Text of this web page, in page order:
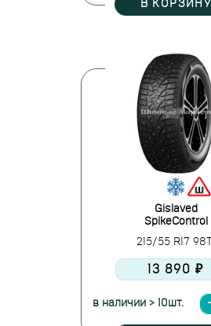
В КОРЗИНУ
Gislaved
SpikeControl
215/55 R17 98T
13 890 ₽
в наличии > 10шт.